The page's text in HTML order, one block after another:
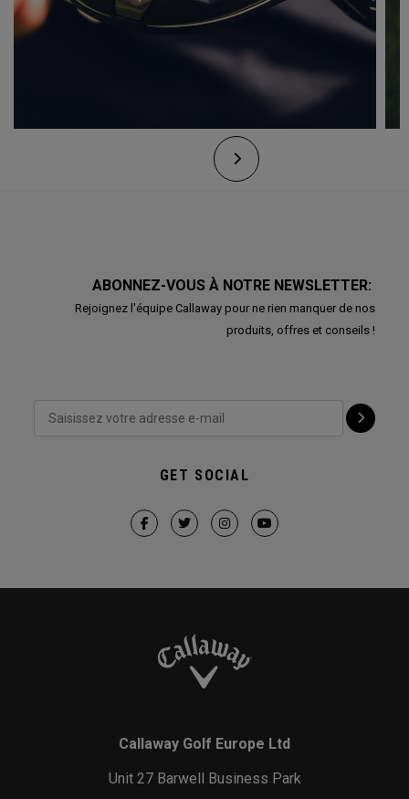
ABONNEZ-VOUS À NOTRE NEWSLETTER:
Rejoignez l'équipe Callaway pour ne rien manquer de nos
produits, offres et conseils !
GET SOCIAL
Callaway Golf Europe Ltd
Unit 27 Barwell Business Park